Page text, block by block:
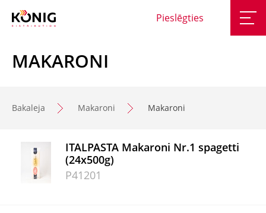
Pieslēgties
MAKARONI
Bakaleja Makaroni Makaroni
ITALPASTA Makaroni Nr.1 spagetti
(24x500g)
P41201